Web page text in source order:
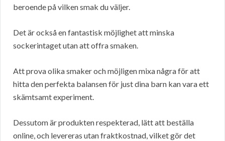
beroende på vilken smak du väljer.
Det är också en fantastisk möjlighet att minska
sockerintaget utan att offra smaken.
Att prova olika smaker och möjligen mixa några för att
hitta den perfekta balansen för just dina barn kan vara ett
skämtsamt experiment.
Dessutom är produkten respekterad, lätt att beställa
online, och levereras utan fraktkostnad, vilket gör det